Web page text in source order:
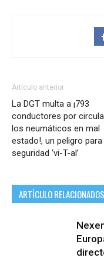
Artículo anterior
La DGT multa a ¡793
conductores por
los neumáticos en mal
estado!, un peligro para
seguridad ‘vi-T-al’
ARTÍCULO RELACIONADOS